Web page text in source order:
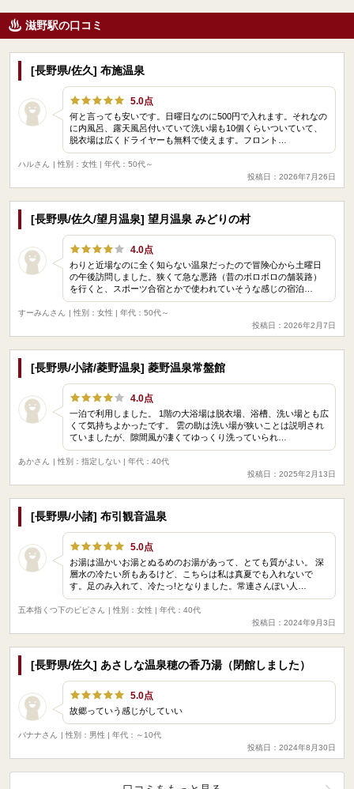
滋野駅の口コミ
[長野県/佐久] 布施温泉
5.0点
何と言っても安いです。日曜日なのに500円で入れます。それなの
に内風呂、露天風呂付いていて洗い場も10個くらいついていて、
脱衣場は広くドライヤーも無料で使えます。フロント…
ハルさん
| 性別：女性 | 年代：50代～
投稿日：2026年7月26日
[長野県/佐久/望月温泉] 望月温泉 みどりの村
4.0点
わりと近場なのに全く知らない温泉だったので冒険心から土曜日
の午後訪問しました。狭くて急な悪路（昔のボロボロの舗装路）
を行くと、スポーツ合宿とかで使われていそうな感じの宿泊…
すーみんさん
| 性別：女性 | 年代：50代～
投稿日：2026年2月7日
[長野県/小諸/菱野温泉] 菱野温泉常盤館
4.0点
一泊で利用しました。 1階の大浴場は脱衣場、浴槽、洗い場とも広
くて気持ちよかったです。 雲の助は洗い場が狭いことは説明され
ていましたが、隙間風が凄くてゆっくり洗っていられ…
あかさん
| 性別：指定しない | 年代：40代
投稿日：2025年2月13日
[長野県/小諸] 布引観音温泉
5.0点
お湯は温かいお湯とぬるめのお湯があって、とても質がよい。 深
層水の冷たい所もあるけど、こちらは私は真夏でも入れないで
す。足のみ入れて、冷たっ!となりました。常連さんぽい人…
五本指くつ下のピピさん
| 性別：女性 | 年代：40代
投稿日：2024年9月3日
[長野県/佐久] あさしな温泉穂の香乃湯（閉館しました）
5.0点
故郷っていう感じがしていい
バナナさん
| 性別：男性 | 年代：～10代
投稿日：2024年8月30日